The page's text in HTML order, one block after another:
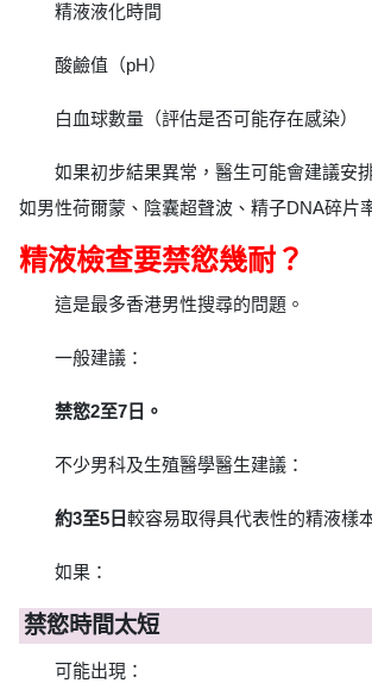
精液液化時間
酸鹼值（pH）
白血球數量（評估是否可能存在感染）
如果初步結果異常，醫生可能會建議安
如男性荷爾蒙、陰囊超聲波、精子DNA碎片
精液檢查要禁慾幾耐？
這是最多香港男性搜尋的問題。
一般建議：
禁慾2至7日。
不少男科及生殖醫學醫生建議：
約3至5日較容易取得具代表性的精液樣
如果：
禁慾時間太短
可能出現：